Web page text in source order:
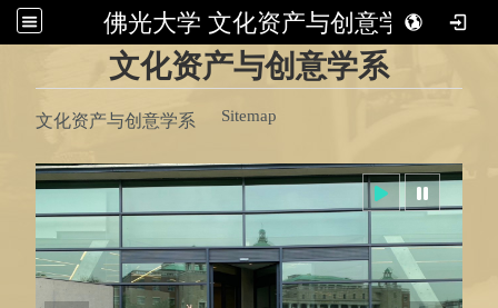
佛光大学 文化资产与创意学系
:::
文化资产与创意学系
Sitemap
文化资产与创意学系